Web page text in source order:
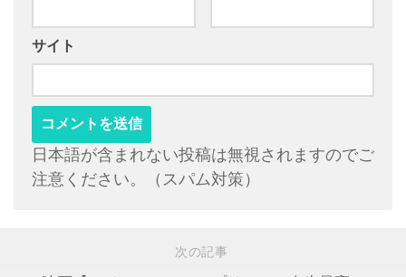
サイト
日本語が含まれない投稿は無視されますのでご
注意ください。（スパム対策）
次の記事